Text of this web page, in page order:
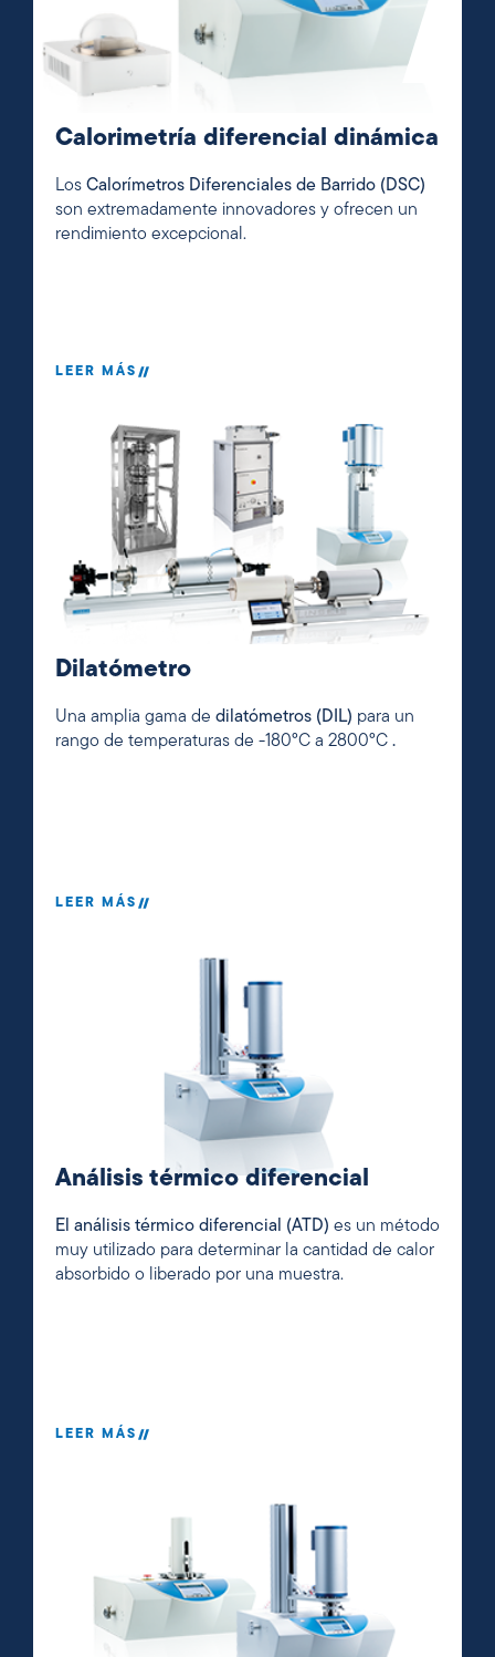
Calorimetría diferencial dinámica
Los Calorímetros Diferenciales de Barrido (DSC)
son extremadamente innovadores y ofrecen un
rendimiento excepcional.
LEER MÁS
Dilatómetro
Una amplia gama de dilatómetros (DIL) para un
rango de temperaturas de -180°C a 2800°C .
LEER MÁS
Análisis térmico diferencial
El análisis térmico diferencial (ATD) es un método
muy utilizado para determinar la cantidad de calor
absorbido o liberado por una muestra.
LEER MÁS